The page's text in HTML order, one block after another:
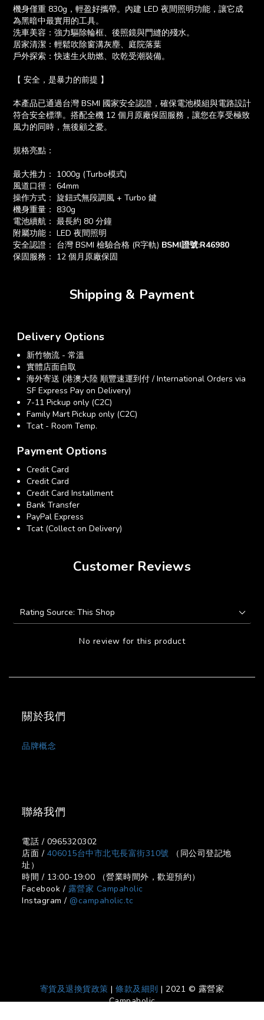
機身僅重 830g，輕盈好攜帶。內建 LED 夜間照明功能，讓它成
為黑暗中最實用的工具。
洗車美容：強力驅除輪框、後照鏡與門縫的殘水。
居家清潔：輕鬆吹除窗溝灰塵、庭院落葉
戶外探索：快速生火助燃、吹乾受潮裝備。
【 安全，是暴力的前提 】
本產品已通過台灣 BSMI 國家安全認證，確保電池模組與電路設計
符合安全標準。搭配全機 12 個月原廠保固服務，讓您在享受極致
風力的同時，無後顧之憂。
規格亮點：
最大推力： 1000g (Turbo模式)
風道口徑： 64mm
操作方式： 旋鈕式無段調風 + Turbo 鍵
機身重量： 830g
電池續航： 最長約 80 分鐘
附屬功能： LED 夜間照明
安全認證： 台灣 BSMI 檢驗合格 (R字軌) BSMI證號:R46980
保固服務： 12 個月原廠保固
Shipping & Payment
Delivery Options
新竹物流 - 常溫
實體店面自取
海外寄送 (港澳大陸 順豐速運到付 / International Orders via
SF Express Pay on Delivery)
7-11 Pickup only (C2C)
Family Mart Pickup only (C2C)
Tcat - Room Temp.
Payment Options
Credit Card
Credit Card
Credit Card Installment
Bank Transfer
PayPal Express
Tcat (Collect on Delivery)
Customer Reviews
No review for this product
關於我們
品牌概念
聯絡我們
電話 / 0965320302
店面 / 406015台中市北屯長富街310號 （同公司登記地
址）
時間 / 13:00-19:00 （營業時間外，歡迎預約）
Facebook / 露營家 Campaholic
Instagram / @campaholic.tc
寄貨及退換貨政策 |條款及細則 | 2021 © 露營家
Campaholic